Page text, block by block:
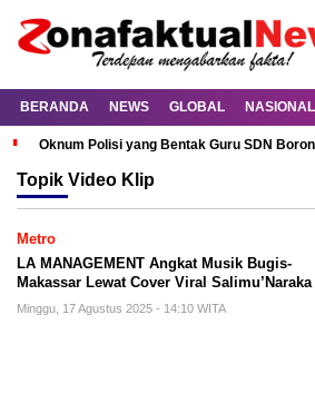
BERANDA NEWS GLOBAL NASIONAL
Oknum Polisi yang Bentak Guru SDN
Topik Video Klip
Metro
LA MANAGEMENT Angkat Musik Bugis-
Makassar Lewat Cover Viral Salimu’Naraka
Minggu, 17 Agustus 2025 - 14:10 WITA